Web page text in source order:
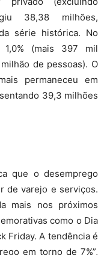
38,38 milhões,
série histórica. No
(mais 397 mil
de pessoas). O
permaneceu em
39,3 milhões
que o desemprego
de varejo e serviços.
mais nos próximos
como o Dia
Friday. A tendência é
em torno de 7%”,